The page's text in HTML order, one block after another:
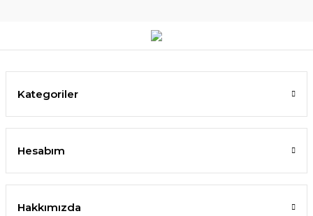
Kategoriler
Hesabım
Hakkımızda